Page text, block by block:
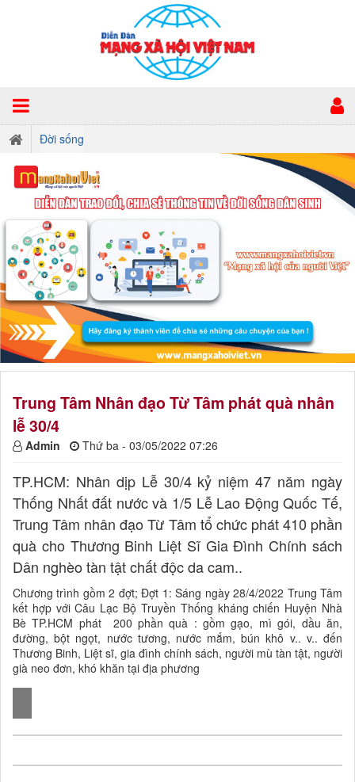
Đời sống
Trung Tâm Nhân đạo Từ Tâm phát quà nhân
lễ 30/4
Admin Thứ ba - 03/05/2022 07:26
TP.HCM: Nhân dịp Lễ 30/4 kỷ niệm 47 năm ngày
Thống Nhất đất nước và 1/5 Lễ Lao Động Quốc Tế,
Trung Tâm nhân đạo Từ Tâm tổ chức phát 410 phần
quà cho Thương Binh Liệt Sĩ Gia Đình Chính sách
Dân nghèo tàn tật chất độc da cam..
Chương trình gồm 2 đợt; Đợt 1: Sáng ngày 28/4/2022 Trung Tâm
kết hợp với Câu Lạc Bộ Truyền Thống kháng chiến Huyện Nhà
Bè TP.HCM phát 200 phần quà : gồm gạo, mì gói, dầu ăn,
đường, bột ngọt, nước tương, nước mắm, bún khô v.. v.. đến
Thương Binh, Liệt sĩ, gia đình chính sách, người mù tàn tật, người
già neo đơn, khó khăn tại địa phương